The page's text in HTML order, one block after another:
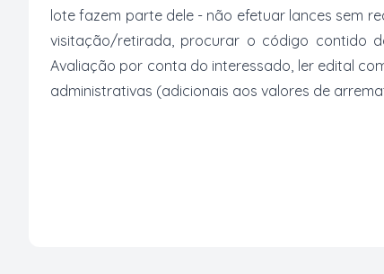
lote fazem parte dele - não efetuar lances sem
visitação/retirada, procurar o código contido
Avaliação por conta do interessado, ler edital
administrativas (adicionais aos valores de